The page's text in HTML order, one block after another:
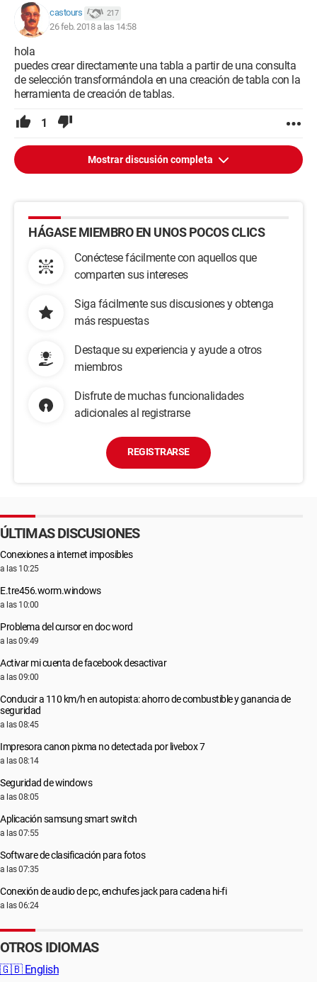
castours 217
26 feb. 2018 a las 14:58
hola
puedes crear directamente una tabla a partir de una consulta
de selección transformándola en una creación de tabla con la
herramienta de creación de tablas.
1
Mostrar discusión completa
HÁGASE MIEMBRO EN UNOS POCOS CLICS
Conéctese fácilmente con aquellos que
comparten sus intereses
Siga fácilmente sus discusiones y obtenga
más respuestas
Destaque su experiencia y ayude a otros
miembros
Disfrute de muchas funcionalidades
adicionales al registrarse
REGISTRARSE
ÚLTIMAS DISCUSIONES
Conexiones a internet imposibles
a las 10:25
E.tre456.worm.windows
a las 10:00
Problema del cursor en doc word
a las 09:49
Activar mi cuenta de facebook desactivar
a las 09:00
Conducir a 110 km/h en autopista: ahorro de combustible y ganancia de
seguridad
a las 08:45
Impresora canon pixma no detectada por livebox 7
a las 08:14
Seguridad de windows
a las 08:05
Aplicación samsung smart switch
a las 07:55
Software de clasificación para fotos
a las 07:35
Conexión de audio de pc, enchufes jack para cadena hi-fi
a las 06:24
OTROS IDIOMAS
🇬🇧 English